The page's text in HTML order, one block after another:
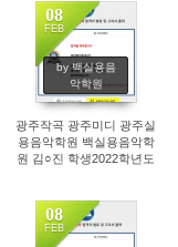
08
FEB
by 백실용음
악학원
210
광주작곡 광주미디 광주실
용음악학원 백실용음악학
원 김○진 학생2022학년도
08
FEB